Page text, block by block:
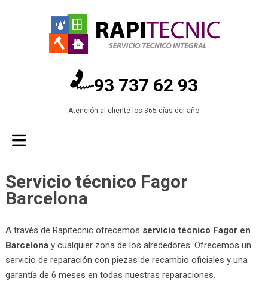
93 737 62 93
Atención al cliente los 365 días del año
Servicio técnico Fagor
Barcelona
A través de Rapitecnic ofrecemos servicio técnico Fagor en
Barcelonay cualquier zona de los alrededores. Ofrecemos un
servicio de reparación con piezas de recambio oficiales y una
garantía de 6 meses en todas nuestras reparaciones.